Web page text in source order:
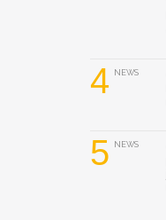
4 NEWS
5 NEWS